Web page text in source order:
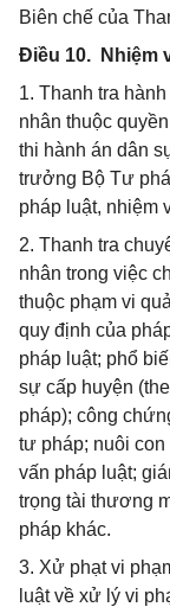
Biên chế của
Điều 10. Nhiệm
1. Thanh tra
nhân thuộc
thi hành án dân
trưởng Bộ Tư
pháp luật, nhiệm
2. Thanh tra
nhân trong việc
thuộc phạm vi
quy định của
pháp luật; phổ
sự cấp huyện
pháp); công
tư pháp; nuôi
vấn pháp luật;
trọng tài thương
pháp khác.
3. Xử phạt vi
luật về xử lý vi